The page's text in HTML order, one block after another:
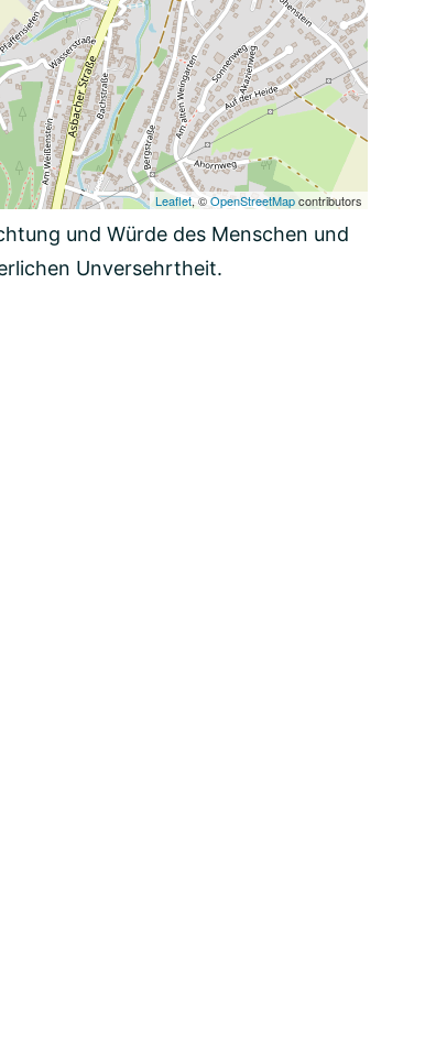
Leaflet, ©OpenStreetMapcontributors
und Würde des Menschen und
Unversehrtheit.